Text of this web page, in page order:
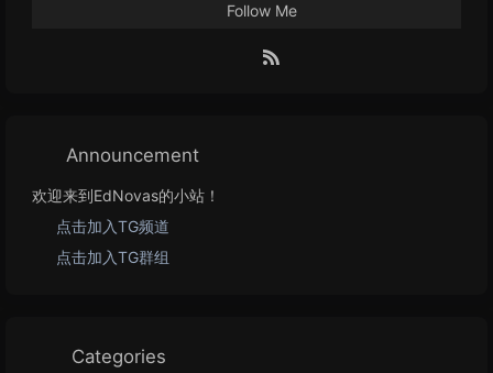
Follow Me
Announcement
欢迎来到EdNovas的小站！
点击加入TG频道
点击加入TG群组
Categories